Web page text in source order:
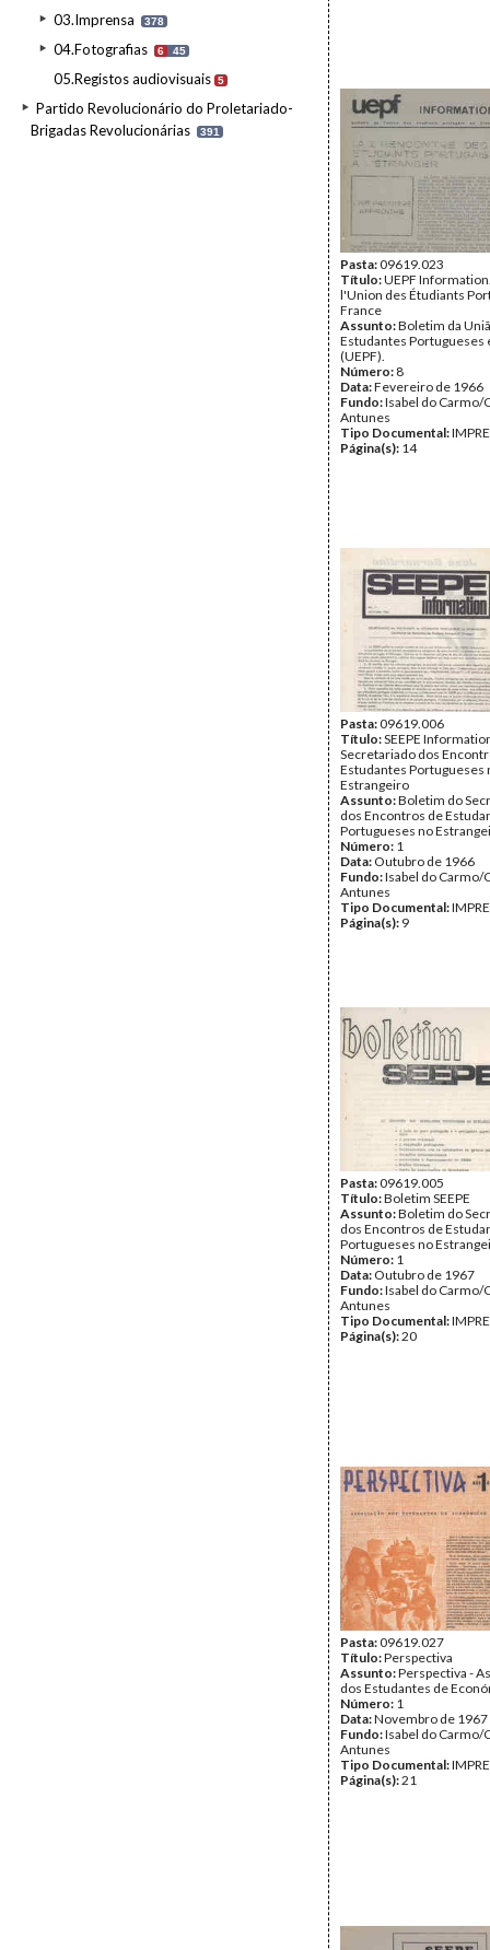
03.Imprensa 378
04.Fotografias 6 45
05.Registos audiovisuais 5
Partido Revolucionário do Proletariado-
Brigadas Revolucionárias
391
Pasta:09619.023
Título:UEPF
l'Union des Étudiants
France
Assunto:Boletim da
Estudantes Portugueses
(UEPF).
Número: 8
Data:Fevereiro de 1966
Fundo:Isabel do Carmo/
Antunes
Tipo Documental:
Página(s): 14
Pasta:09619.006
Título:SEEPE
Secretariado dos
Estudantes Portugueses
Estrangeiro
Assunto:Boletim do
dos Encontros de
Portugueses no
Número: 1
Data: Outubro de 1966
Fundo:Isabel do Carmo/
Antunes
Tipo Documental:
Página(s): 9
Pasta:09619.005
Título:Boletim SEEPE
Assunto:Boletim do
dos Encontros de
Portugueses no
Número: 1
Data: Outubro de 1967
Fundo:Isabel do Carmo/
Antunes
Tipo Documental:
Página(s):20
Pasta:09619.027
Título:Perspectiva
Assunto:Perspectiva -
dos Estudantes de
Número: 1
Data:Novembro de 1967
Fundo:Isabel do Carmo/
Antunes
Tipo Documental:
Página(s):21